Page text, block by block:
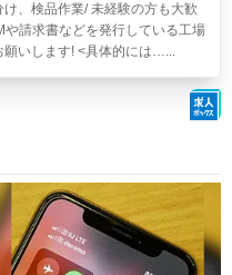
、検品作業/ 未経験の方も大歓
請求書などを発行している工場
願いします! <具体的には…...